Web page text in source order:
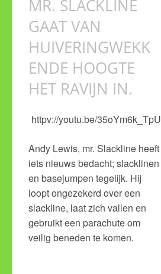
MR. SLACKLINE
GAAT VAN
HUIVERINGWEKK
ENDE HOOGTE
HET RAVIJN IN.
httpv://youtu.be/35oYm6k_TpU
Andy Lewis, mr. Slackline heeft
iets nieuws bedacht; slacklinen
en basejumpen tegelijk. Hij
loopt ongezekerd over een
slackline, laat zich vallen en
gebruikt een parachute om
veilig beneden te komen.